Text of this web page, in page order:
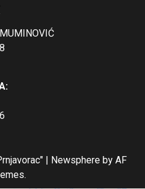
| Newsphereby AF